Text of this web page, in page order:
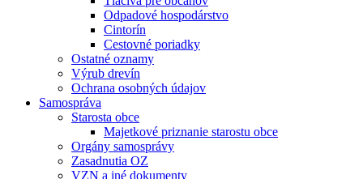
Odpadové hospodárstvo
Cintorín
Cestovné poriadky
Ostatné oznamy
Výrub drevín
Ochrana osobných údajov
Samospráva
Starosta obce
Majetkové priznanie starostu obce
Orgány samosprávy
Zasadnutia OZ
VZN a iné dokumenty